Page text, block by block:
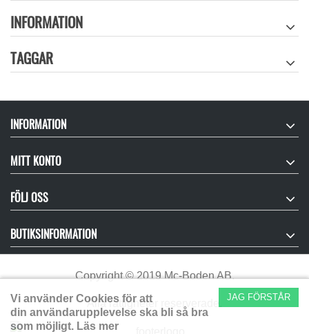
INFORMATION
TAGGAR
INFORMATION
MITT KONTO
FÖLJ OSS
BUTIKSINFORMATION
Copyright©2019 Mc-Boden AB.
Alla rättigheter reserverade.
JAG FÖRSTÅR
Vi använder Cookies för att
din användarupplevelse ska bli så bra
som möjligt. Läs mer